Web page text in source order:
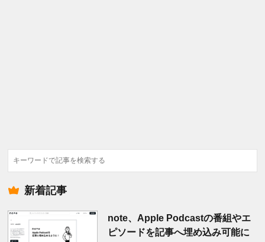
検
索
新着記事
note、Apple Podcastの番組やエ
ピソードを記事へ埋め込み可能に